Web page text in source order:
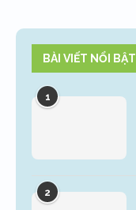
BÀI VIẾT NỔI BẬT
1
2